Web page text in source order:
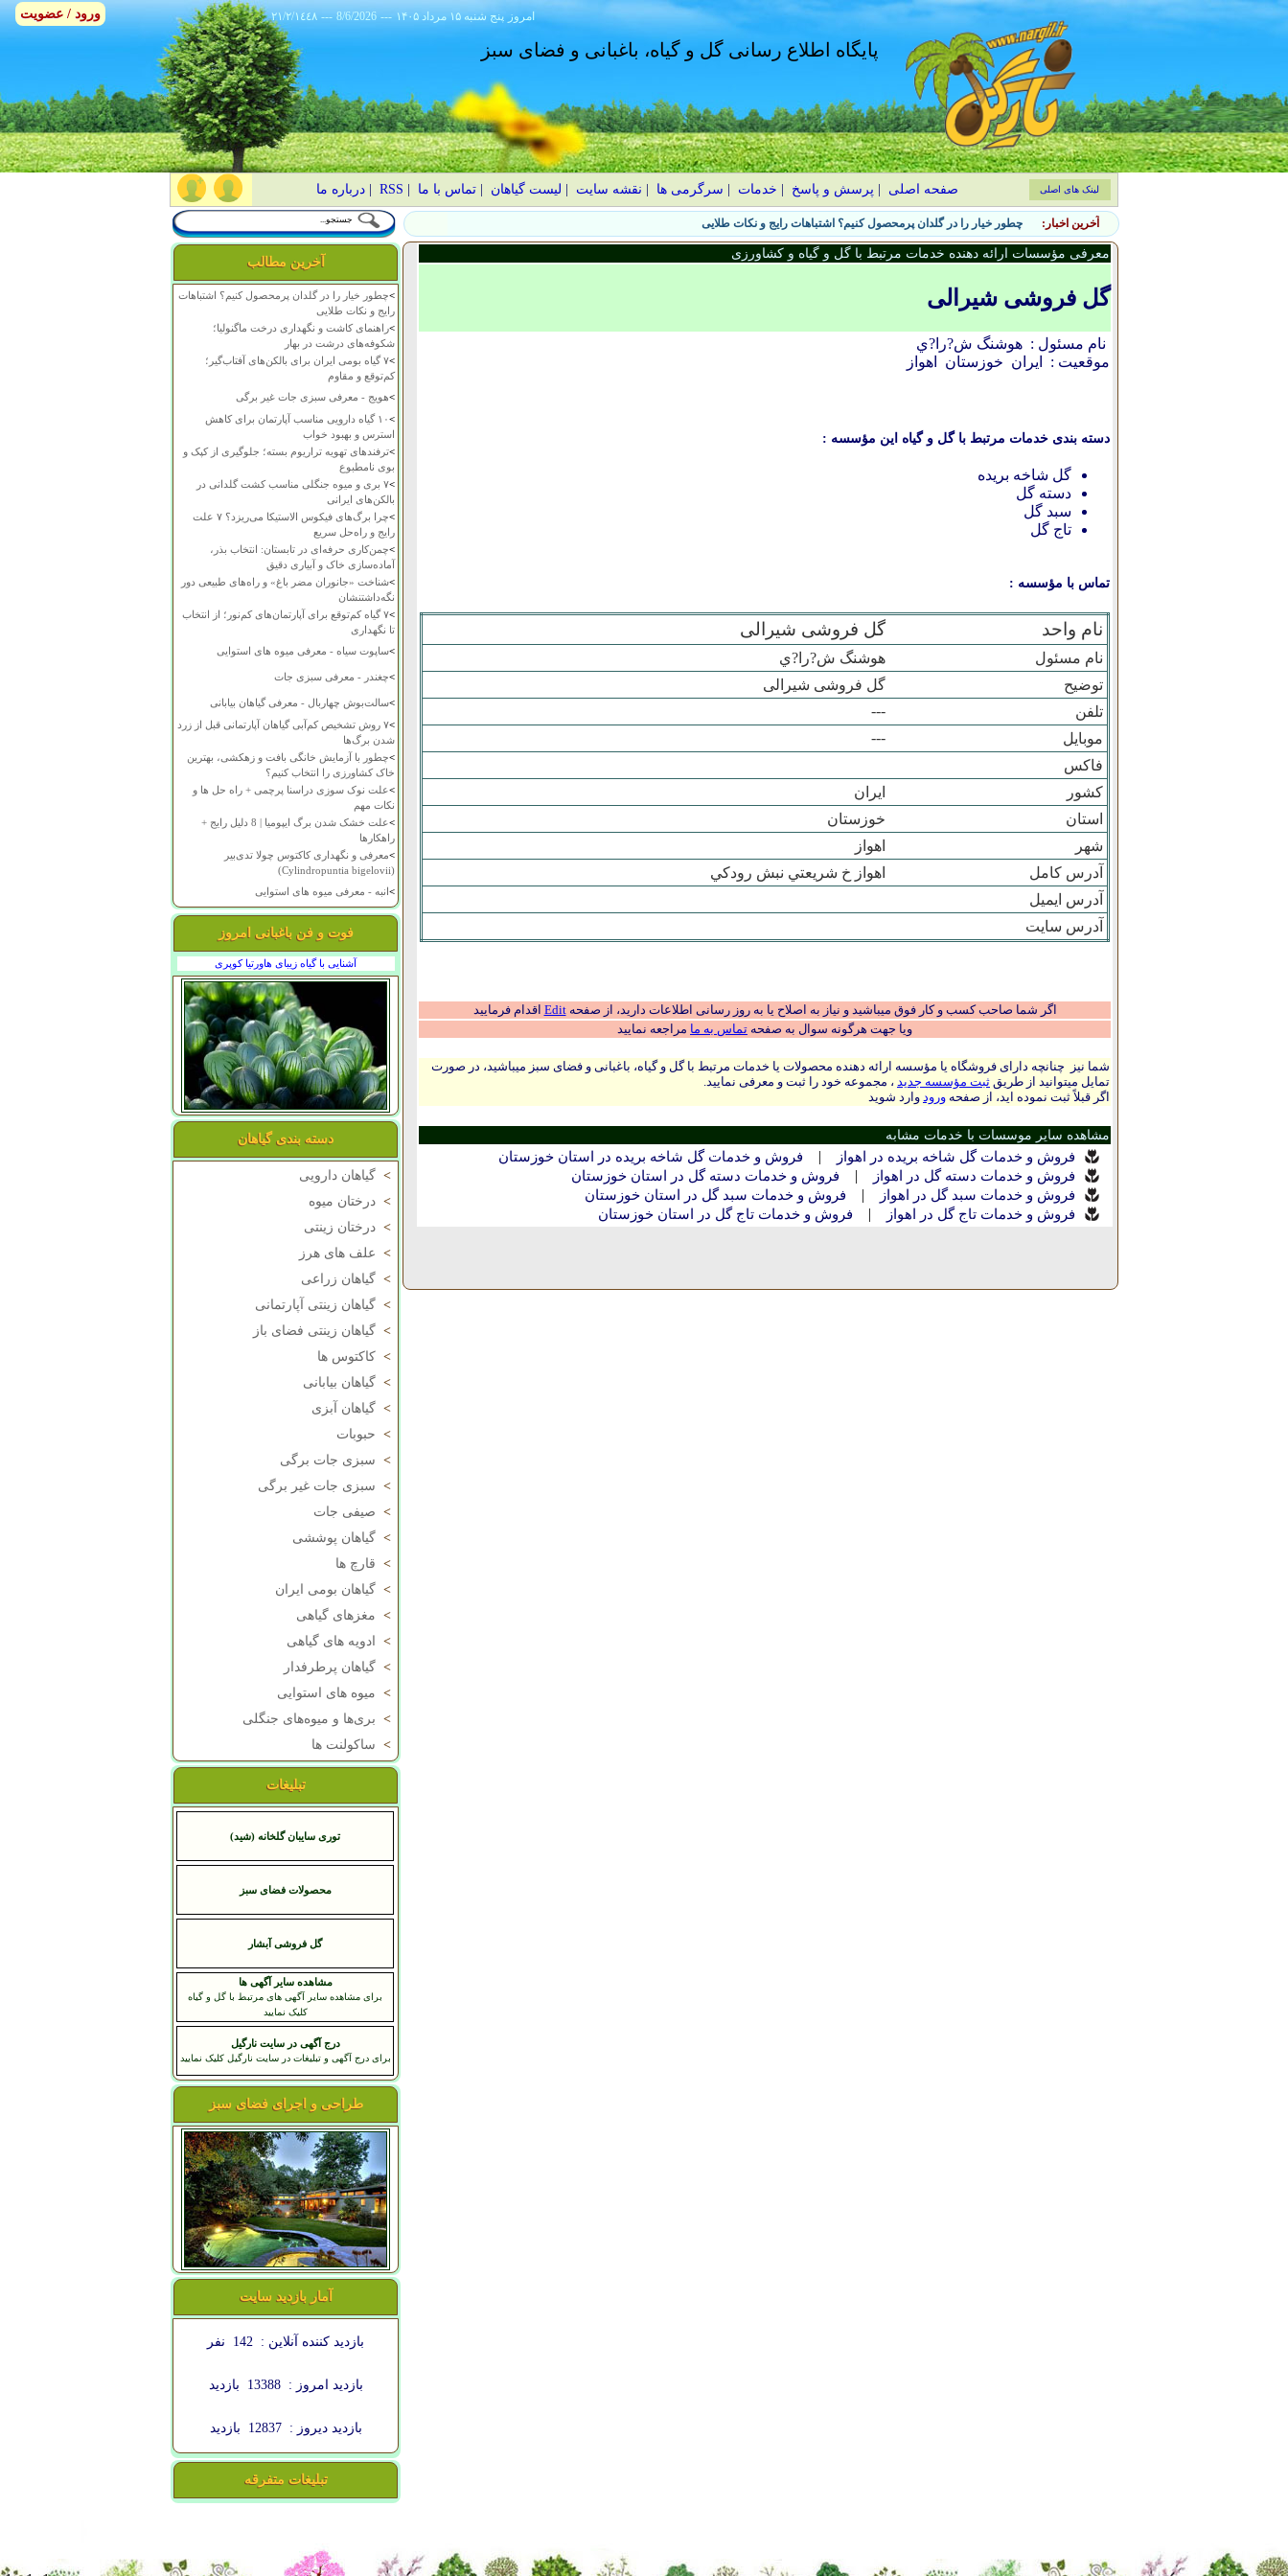
٢١/٢/١٤٤٨ --- 8/6/2026 --- ۱۴۰۵ پنج شنبه ۱۵ مرداد امروز
پایگاه اطلاع رسانی گل و گیاه، باغبانی و فضای سبز
صفحه اصلی پرسش و پاسخ خدمات سرگرمی ها نقشه سایت لیست گیاهان |تماس با ما RSS
|درباره ما لینک های اصلی
آخرین اخبار: چطور خیار را در گلدان پرمحصول کنیم؟ اشتباهات رایج و نکات طلایی
آخرین مطالب
>چطور خیار را در گلدان پرمحصول کنیم؟ اشتباهات
رایج و نکات طلایی
>راهنمای کاشت و نگهداری درخت ماگنولیا؛
شکوفه‌های درشت در بهار
>
۷ گیاه بومی ایران برای بالکن‌های آفتاب‌گیر؛
کم‌توقع و مقاوم
>هویج - معرفی سبزی جات غیر برگی
>
۱۰ گیاه دارویی مناسب آپارتمان برای کاهش
استرس و بهبود خواب
>ترفندهای تهویه تراریوم بسته؛ جلوگیری از کپک و
بوی نامطبوع
>
۷ بری و میوه جنگلی مناسب کشت گلدانی در
بالکن‌های ایرانی
>
چرا برگ‌های فیکوس الاستیکا می‌ریزد؟ ۷ علت
رایج و راه‌حل سریع
>چمن‌کاری حرفه‌ای در تابستان: انتخاب بذر،
آماده‌سازی خاک و آبیاری دقیق
>شناخت «جانوران مضر باغ» و راه‌های طبیعی دور
نگه‌داشتنشان
>
۷ گیاه کم‌توقع برای آپارتمان‌های کم‌نور؛ از انتخاب
تا نگهداری
>ساپوت سیاه - معرفی میوه های استوایی
>چغندر - معرفی سبزی جات
>سالت‌بوش چهاربال - معرفی گیاهان بیابانی
>
۷ روش تشخیص کم‌آبی گیاهان آپارتمانی قبل از زرد
شدن برگ‌ها
>چطور با آزمایش خانگی بافت و زهکشی، بهترین
خاک کشاورزی را انتخاب کنیم؟
>علت نوک سوزی دراسنا پرچمی + راه حل ها و
نکات مهم
>
علت خشک شدن برگ ایپومیا | 8 دلیل رایج +
راهکارها
>معرفی و نگهداری کاکتوس چولا تدی‌بیر
(Cylindropuntia bigelovii)
>انبه - معرفی میوه های استوایی
فوت و فن باغبانی امروز
آشنایی با گیاه زیبای هاورتیا کوپری
دسته بندی گیاهان
> گیاهان دارویی
> درختان میوه
> درختان زینتی
> علف های هرز
> گیاهان زراعی
> گیاهان زینتی آپارتمانی
> گیاهان زینتی فضای باز
> کاکتوس ها
> گیاهان بیابانی
> گیاهان آبزی
> حبوبات
> سبزی جات برگی
> سبزی جات غیر برگی
> صیفی جات
> گیاهان پوششی
> قارچ ها
> گیاهان بومی ایران
> مغزهای گیاهی
>
ادویه های گیاهی
> گیاهان پرطرفدار
> میوه های استوایی
> بری‌ها و میوه‌های جنگلی
> ساکولنت ها
تبلیغات
توری سایبان گلخانه (شید)
محصولات فضای سبز
گل فروشی آبشار
مشاهده سایر آگهی ها
برای مشاهده سایر آگهی های مرتبط با گل و گیاه
کلیک نمایید
درج آگهی در سایت نارگیل
برای درج آگهی و تبلیغات در سایت نارگیل کلیک نمایید
طراحی و اجرای فضای سبز
آمار بازدید سایت
بازدید کننده آنلاین : 142 نفر
بازدید امروز : 13388 بازدید
بازدید دیروز : 12837 بازدید
تبلیغات متفرقه
معرفی مؤسسات ارائه دهنده خدمات مرتبط با گل و گیاه و کشاورزی
گل فروشی شیرالی
نام مسئول : هوشنگ ش?را?ي
موقعیت :
ایران خوزستان اهواز
دسته بندی خدمات مرتبط با گل و گیاه این مؤسسه :
گل شاخه بریده
دسته گل
سبد گل
تاج گل
تماس با مؤسسه :
نام واحد گل فروشی شیرالی
نام مسئول
هوشنگ ش?را?ي
توضیح
گل فروشی شیرالی
تلفن
---
موبایل
---
فاکس
کشور
ایران
استان
خوزستان
شهر
اهواز
آدرس کامل
اهواز خ شريعتي نبش رودکي
آدرس ایمیل
آدرس سایت
اگر شما صاحب کسب و کار فوق میباشید و نیاز به اصلاح یا به روز رسانی اطلاعات دارید، از صفحهEdit اقدام فرمایید
ویا جهت هرگونه سوال به صفحه تماس به ما مراجعه نمایید
شما نیز چنانچه دارای فروشگاه یا مؤسسه ارائه دهنده محصولات یا خدمات مرتبط با گل و گیاه، باغبانی و فضای سبز میباشید، در صورت
تمایل میتوانید از طریق ثبت مؤسسه جدید ، مجموعه خود را ثبت و معرفی نمایید.
اگر قبلاً ثبت نموده اید، از صفحه ورود وارد شوید
مشاهده سایر موسسات با خدمات مشابه
فروش و خدمات گل شاخه بریده در اهواز | فروش و خدمات گل شاخه بریده در استان خوزستان
فروش و خدمات دسته گل در اهواز
| فروش و خدمات دسته گل در استان خوزستان
فروش و خدمات سبد گل در اهواز
| فروش و خدمات سبد گل در استان خوزستان
فروش و خدمات تاج گل در اهواز
| فروش و خدمات تاج گل در استان خوزستان
ورود / عضویت